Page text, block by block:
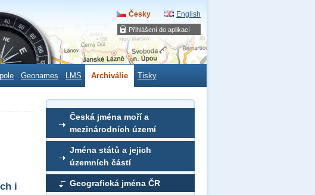
Přihlášení do aplikací
Česky English
Geonames LMS Archiválie Tisky
Česká jména moří a
mezinárodních území
Jména států a jejich
územních částí
Geografická jména ČR
i